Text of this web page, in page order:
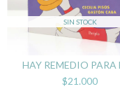
SIN STOCK
HAY REMEDIO PARA
$21.000